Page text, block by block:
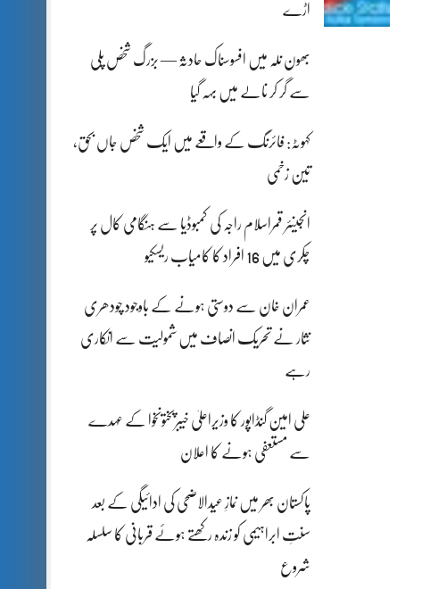
اڑے
بھون نلہ میں افسوسناک حادثہ — بزرگ شخص پلی
سے گر کر نالے میں بہہ گیا
کہوٹہ: فائرنگ کے واقعے میں ایک شخص جاں بحق،
تین زخمی
انجینئر قمراسلام راجہ کی کمبوڈیا سے ہنگامی کال پر
چکری میں 16 افراد کا کامیاب ریسکیو
عمران خان سے دوستی ہونے کے باوجود چودھری
نثار نے تحریک انصاف میں شمولیت سے انکاری
رہے
علی امین گنڈاپور کا وزیراعلیٰ خیبرپختونخوا کے عہدے
سے مستعفی ہونے کا اعلان
پاکستان بھر میں نمازِ عیدالاضحی کی ادائیگی کے بعد
سنتِ ابراہیمی کو زندہ رکھتے ہوئے قربانی کا سلسلہ
شروع